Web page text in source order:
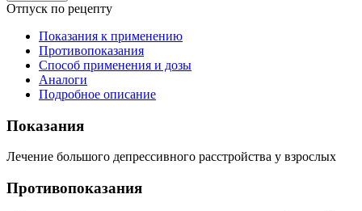
Отпуск по рецепту
Показания к применению
Противопоказания
Способ применения и дозы
Аналоги
Подробное описание
Показания
Лечение большого депрессивного расстройства у взрослых
Противопоказания